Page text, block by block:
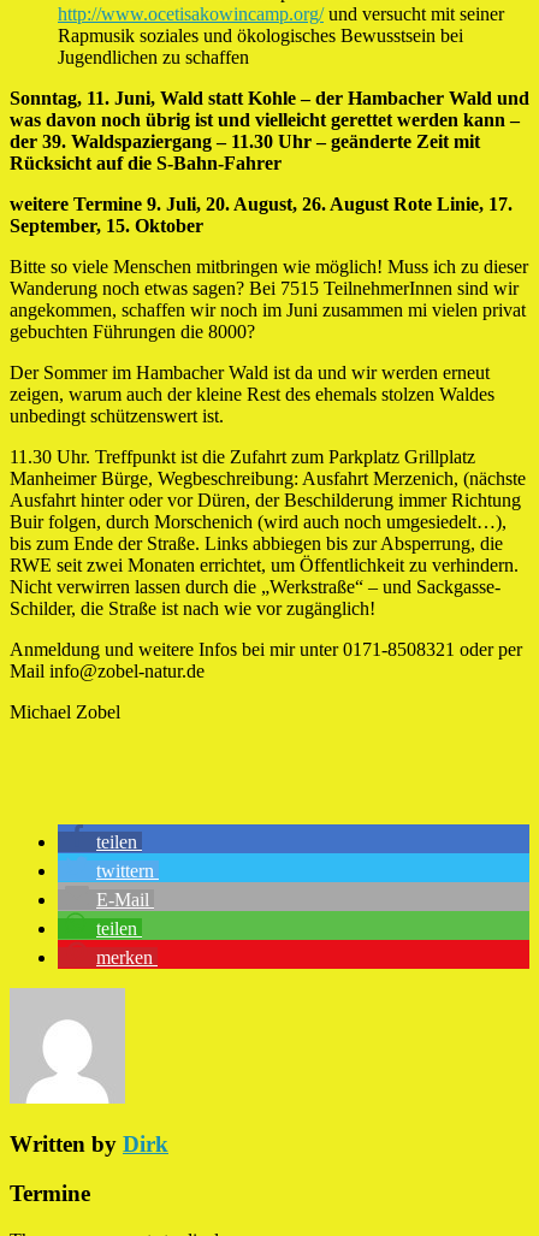
http://www.ocetisakowincamp.org/und versucht mit seiner
Rapmusik soziales und ökologisches Bewusstsein bei
Jugendlichen zu schaffen
Sonntag, 11. Juni, Wald statt Kohle – der Hambacher Wald und
was davon noch übrig ist und vielleicht gerettet werden kann –
der 39. Waldspaziergang – 11.30 Uhr – geänderte Zeit mit
Rücksicht auf die S-Bahn-Fahrer
weitere Termine 9. Juli, 20. August, 26. August Rote Linie, 17.
September, 15. Oktober
Bitte so viele Menschen mitbringen wie möglich! Muss ich zu dieser
Wanderung noch etwas sagen? Bei 7515 TeilnehmerInnen sind wir
angekommen, schaffen wir noch im Juni zusammen mi vielen privat
gebuchten Führungen die 8000?
Der Sommer im Hambacher Wald ist da und wir werden erneut
zeigen, warum auch der kleine Rest des ehemals stolzen Waldes
unbedingt schützenswert ist.
11.30 Uhr. Treffpunkt ist die Zufahrt zum Parkplatz Grillplatz
Manheimer Bürge, Wegbeschreibung: Ausfahrt Merzenich, (nächste
Ausfahrt hinter oder vor Düren, der Beschilderung immer Richtung
Buir folgen, durch Morschenich (wird auch noch umgesiedelt…),
bis zum Ende der Straße. Links abbiegen bis zur Absperrung, die
RWE seit zwei Monaten errichtet, um Öffentlichkeit zu verhindern.
Nicht verwirren lassen durch die „Werkstraße“ – und Sackgasse-
Schilder, die Straße ist nach wie vor zugänglich!
Anmeldung und weitere Infos bei mir unter 0171-8508321 oder per
Mail info@zobel-natur.de
Michael Zobel
teilen
twittern
E-Mail
teilen
merken
Written by Dirk
Termine